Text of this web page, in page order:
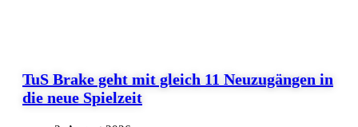
TuS Brake geht mit gleich 11 Neuzugängen in
die neue Spielzeit